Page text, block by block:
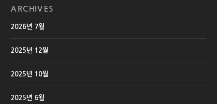
ARCHIVES
2026년 7월
2025년 12월
2025년 10월
2025년 6월